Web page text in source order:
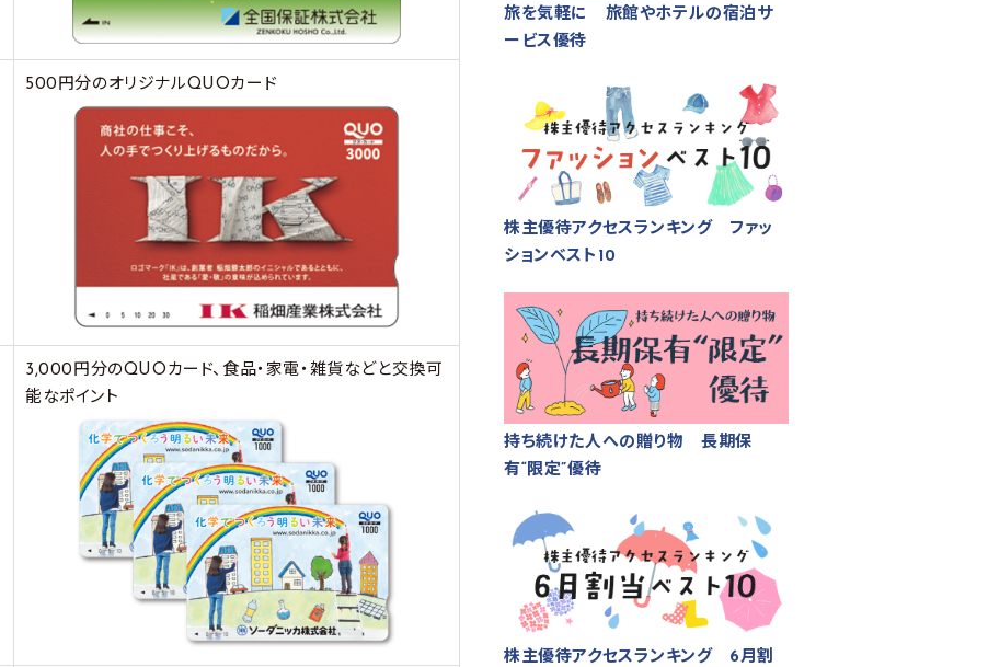
500円分のオリジナルQUOカード
3,000円分のQUOカード、食品・家電・雑貨などと交換可
能なポイント
旅を気軽に 旅館やホテルの宿泊サ
ービス優待
株主優待アクセスランキング ファッ
ションベスト10
持ち続けた人への贈り物 長期保
有“限定”優待
株主優待アクセスランキング 6月割